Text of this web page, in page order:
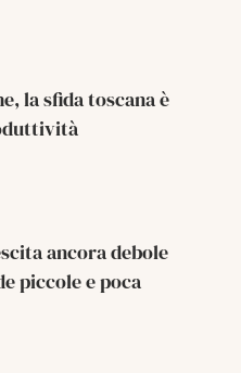
la sfida toscana è
ancora debole
piccole e poca